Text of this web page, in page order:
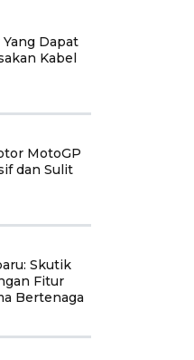
Dapat
Kabel
MotoGP
dan Sulit
Skutik
Fitur
Bertenaga